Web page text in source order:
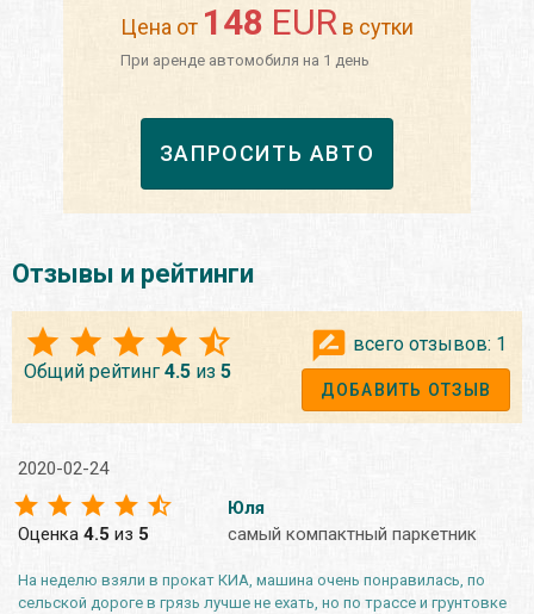
Цена от 148 EUR в сутки
При аренде автомобиля на 1 день
ЗАПРОСИТЬ АВТО
Отзывы и рейтинги
Общий рейтинг 4.5 из 5
всего отзывов: 1
ДОБАВИТЬ ОТЗЫВ
2020-02-24
Оценка 4.5 из 5
Юля
самый компактный паркетник
На неделю взяли в прокат КИА, машина очень понравилась, по
сельской дороге в грязь лучше не ехать, но по трассе и грунтовке